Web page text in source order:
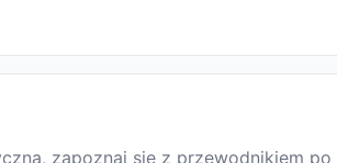
zapoznaj się z przewodnikiem